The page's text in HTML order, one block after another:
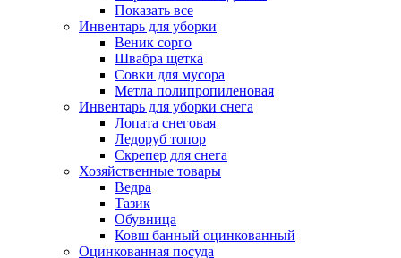
Показать все
Инвентарь для уборки
Веник сорго
Швабра щетка
Совки для мусора
Метла полипропиленовая
Инвентарь для уборки снега
Лопата снеговая
Ледоруб топор
Скрепер для снега
Хозяйственные товары
Ведра
Тазик
Обувница
Ковш банный оцинкованный
Оцинкованная посуда